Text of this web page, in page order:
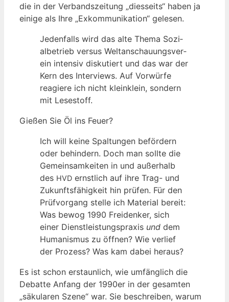
die in der Ver­bands­zei­tung „dies­seits“ haben ja
eini­ge als Ihre „Exkom­mu­ni­ka­ti­on“ gelesen.
Jeden­falls wird das alte The­ma Sozi­
al­be­trieb ver­sus Welt­an­schau­ungs­ver­
ein inten­siv dis­ku­tiert und das war der
Kern des Inter­views. Auf Vor­wür­fe
reagie­re ich nicht klein­klein, son­dern
mit Lesestoff.
Gie­ßen Sie Öl ins Feuer?
Ich will kei­ne Spal­tun­gen beför­dern
oder behin­dern. Doch man soll­te die
Gemein­sam­kei­ten in und außer­halb
des HVD ernst­lich auf ihre Trag- und
Zukunfts­fä­hig­keit hin prü­fen. Für den
Prüf­vor­gang stel­le ich Mate­ri­al bereit:
Was bewog 1990 Frei­den­ker, sich
einer Dienst­leis­tungs­pra­xis und dem
Huma­nis­mus zu öff­nen? Wie ver­lief
der Pro­zess? Was kam dabei heraus?
Es ist schon erstaun­lich, wie umfäng­lich die
Debat­te Anfang der 1990er in der gesam­ten
„säku­la­ren Sze­ne“ war. Sie beschrei­ben, war­um